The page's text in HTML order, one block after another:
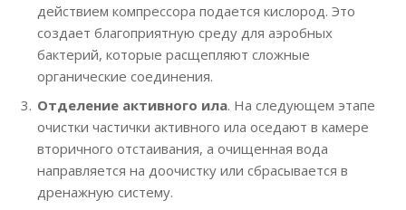
действием компрессора подается кислород. Это
создает благоприятную среду для аэробных
бактерий, которые расщепляют сложные
органические соединения.
Отделение активного ила. На следующем этапе
очистки частички активного ила оседают в камере
вторичного отстаивания, а очищенная вода
направляется на доочистку или сбрасывается в
дренажную систему.